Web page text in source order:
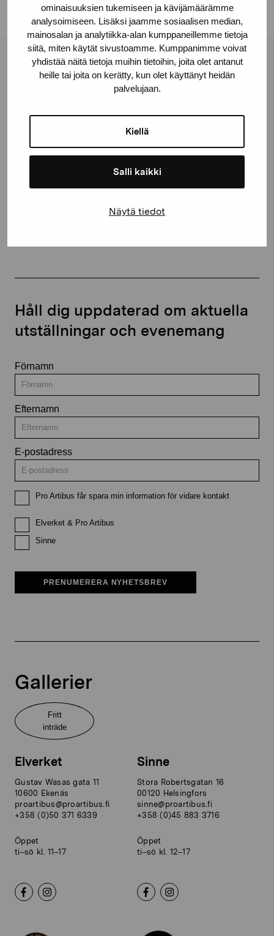
ominaisuuksien tukemiseen ja kävijämäärämme
analysoimiseen. Lisäksi jaamme sosiaalisen median,
mainosalan ja analytiikka-alan kumppaneillemme tietoja
siitä, miten käytät sivustoamme. Kumppanimme voivat
yhdistää näitä tietoja muihin tietoihin, joita olet antanut
heille tai joita on kerätty, kun olet käyttänyt heidän
palvelujaan.
Kiellä
Salli kaikki
Näytä tiedot
Stiftelsen Pro Artibus
+358 (0)50 371 6339
Håll dig uppdaterad om aktuella
utställningar och evenemang
Förnamn
Efternamn
E-postadress
Pro Artibus får spara min information för vidare kontakt
Elverket & Pro Artibus
Sinne
PRENUMERERA NYHETSBREV
Gallerier
Fritt
inträde
Elverket
Gustav Wasas gata 11
10600 Ekenäs
proartibus@proartibus.fi
+358 (0)50 371 6339
Öppet
ti–sö kl. 11–17
Sinne
Stora Robertsgatan 16
00120 Helsingfors
sinne@proartibus.fi
+358 (0)45 883 3716
Öppet
ti–sö kl. 12–17